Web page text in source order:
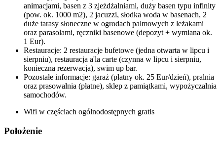
animacjami, basen z 3 zjeżdżalniami, duży basen typu infinity
(pow. ok. 1000 m2), 2 jacuzzi, słodka woda w basenach, 2
duże tarasy słoneczne w ogrodach palmowych z leżakami
oraz parasolami, ręczniki basenowe (depozyt + wymiana ok.
1 Eur).
Restauracje: 2 restauracje bufetowe (jedna otwarta w lipcu i
sierpniu), restauracja a'la carte (czynna w lipcu i sierpniu,
konieczna rezerwacja), swim up bar.
Pozostałe informacje: garaż (płatny ok. 25 Eur/dzień), pralnia
oraz prasowalnia (płatne), sklep z pamiątkami, wypożyczalnia
samochodów.
Wifi w częściach ogólnodostępnych gratis
Położenie